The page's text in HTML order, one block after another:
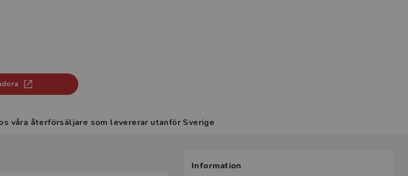
våra återförsäljare som levererar utanför Sverige
Information